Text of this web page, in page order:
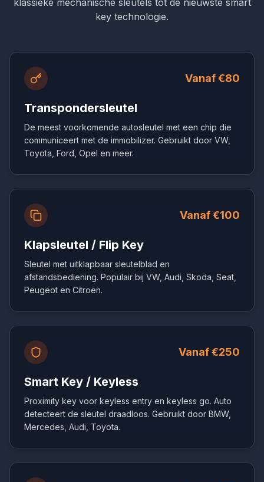
klassieke mechanische sleutels tot de nieuwste smart
key technologie.
Vanaf €80
Transpondersleutel
De meest voorkomende autosleutel met een chip die
communiceert met de immobilizer. Gebruikt door VW,
Toyota, Ford, Opel en meer.
Vanaf €100
Klapsleutel / Flip Key
Sleutel met uitklapbaar sleutelblad en
afstandsbediening. Populair bij VW, Audi, Skoda, Seat,
Peugeot en Citroën.
Vanaf €250
Smart Key / Keyless
Proximity key voor keyless entry en keyless go. Auto
detecteert de sleutel draadloos. Gebruikt door BMW,
Mercedes, Audi, Toyota.